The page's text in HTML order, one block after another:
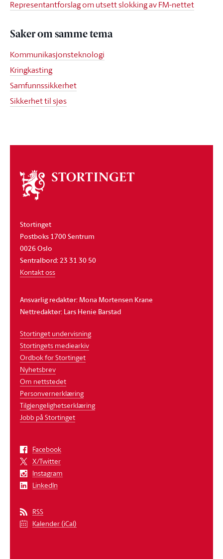
Representantforslag om utsett slokking av FM-nettet
Saker om samme tema
Kommunikasjonsteknologi
Kringkasting
Samfunnssikkerhet
Sikkerhet til sjøs
Om
stortinget
Stortinget
Postboks 1700 Sentrum
0026 Oslo
Sentralbord: 23 31 30 50
Kontakt oss
Ansvarlig redaktør: Mona Mortensen Krane
Nettredaktør: Lars Henie Barstad
Stortinget undervisning
Stortingets mediearkiv
Ordbok for Stortinget
Nyhetsbrev
Om nettstedet
Personvernerklæring
Tilgjengelighetserklæring
Jobb på Stortinget
Facebook
X/Twitter
Instagram
LinkedIn
RSS
Kalender (iCal)